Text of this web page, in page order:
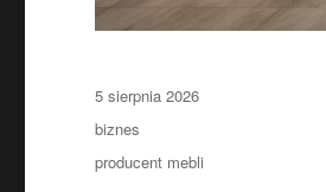
Data
publikacji
5 sierpnia 2026
Kategorie
biznes
Tagi
producent mebli